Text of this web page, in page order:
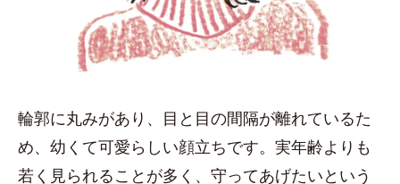
輪郭に丸みがあり、目と目の間隔が離れているた
め、幼くて可愛らしい顔立ちです。実年齢よりも
若く見られることが多く、守ってあげたいという